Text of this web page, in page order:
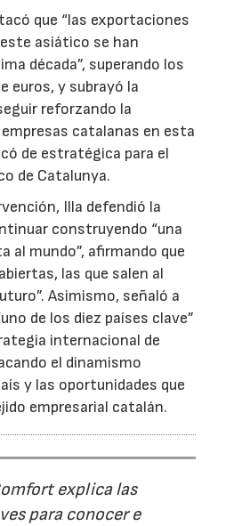
que “las exportaciones
asiático se han
década”, superando los
euros, y subrayó la
reforzando la
catalanas en esta
de estratégica para el
de Catalunya.
Illa defendió la
construyendo “una
al mundo”, afirmando que
las que salen al
Asimismo, señaló a
de los diez países clave”
internacional de
el dinamismo
y las oportunidades que
empresarial catalán.
explica las
para conocer e